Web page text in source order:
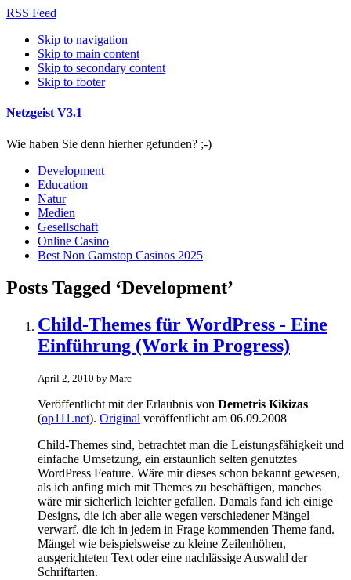
RSS Feed
Skip to navigation
Skip to main content
Skip to secondary content
Skip to footer
Netzgeist V3.1
Wie haben Sie denn hierher gefunden? ;-)
Development
Education
Natur
Medien
Gesellschaft
Online Casino
Best Non Gamstop Casinos 2025
Posts Tagged ‘Development’
Child-Themes für WordPress - Eine
Einführung (Work in Progress)
April 2, 2010 by Marc
Veröffentlicht mit der Erlaubnis von Demetris Kikizas
(op111.net). Original veröffentlicht am 06.09.2008
Child-Themes sind, betrachtet man die Leistungsfähigkeit und
einfache Umsetzung, ein erstaunlich selten genutztes
WordPress Feature. Wäre mir dieses schon bekannt gewesen,
als ich anfing mich mit Themes zu beschäftigen, manches
wäre mir sicherlich leichter gefallen. Damals fand ich einige
Designs, die ich aber alle wegen verschiedener Mängel
verwarf, die ich in jedem in Frage kommenden Theme fand.
Mängel wie beispielsweise zu kleine Zeilenhöhen,
ausgerichteten Text oder eine nachlässige Auswahl der
Schriftarten.